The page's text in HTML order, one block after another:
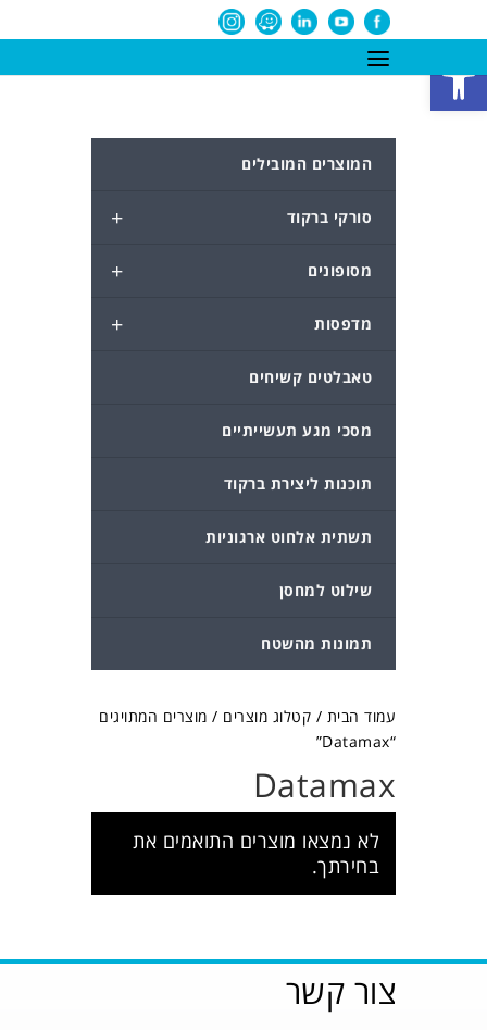
פתח סרגל נגישות
המוצרים המובילים
+ סורקי ברקוד
+ מסופונים
+ מדפסות
טאבלטים קשיחים
מסכי מגע תעשייתיים
תוכנות ליצירת ברקוד
תשתית אלחוט ארגוניות
שילוט למחסן
תמונות מהשטח
עמוד הבית / קטלוג מוצרים / מוצרים המתויגים
“Datamax”
Datamax
לא נמצאו מוצרים התואמים את
בחירתך.
צור קשר